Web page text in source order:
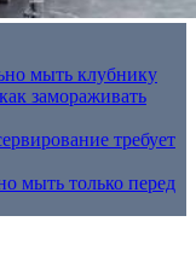
мыть клубнику
замораживать
требует
мыть только перед